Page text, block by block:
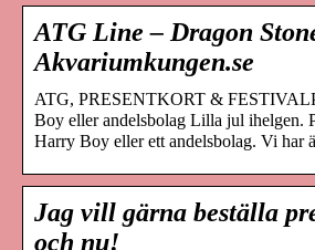
ATG Line – Dragon
Akvariumkungen.se
ATG, PRESENTKORT &
Boy eller andelsbolag Lilla jul ihelgen.
Harry Boy eller ett andelsbolag. Vi har
Jag vill gärna beställa
och nu!